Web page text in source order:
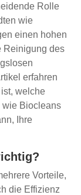
Rolle
wie
einen hohen
Reinigung des
erfahren
welche
wie Biocleans
Ihre
Vorteile,
die Effizienz